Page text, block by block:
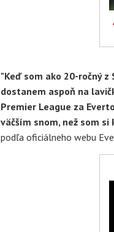
"Keď som ako 20-ročný
dostanem aspoň na
Premier League za
väčším snom, než som
podľa oficiálneho webu